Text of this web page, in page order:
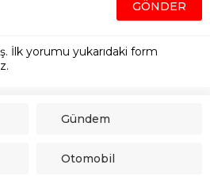
İlk yorumu yukarıdaki form
Gündem
Otomobil